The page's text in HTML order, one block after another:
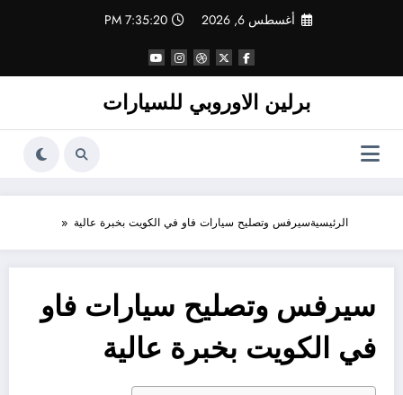
أغسطس 6, 2026 7:35:20 PM
برلين الاوروبي للسيارات
الرئيسيةسيرفس وتصليح سيارات فاو في الكويت بخبرة عالية
سيرفس وتصليح سيارات فاو
في الكويت بخبرة عالية